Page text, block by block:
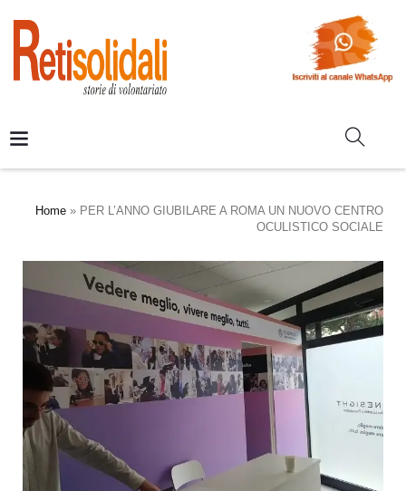
Home » PER L’ANNO GIUBILARE A ROMA UN NUOVO CENTRO
OCULISTICO SOCIALE